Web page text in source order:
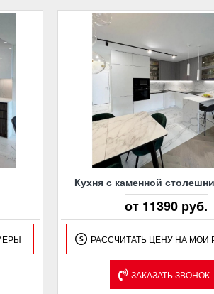
Кухня с каменной
от 11390 руб.
РАССЧИТАТЬ ЦЕНУ НА МОИ
ЗАКАЗАТЬ ЗВОНОК